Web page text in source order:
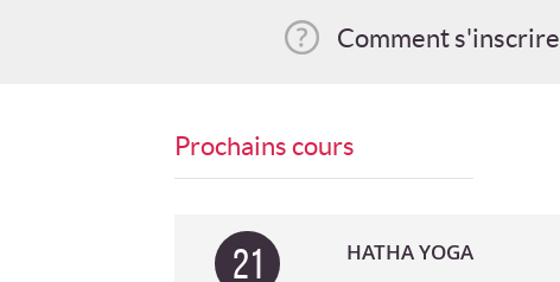
Comment s'inscrire
Prochains cours
21 HATHA YOGA